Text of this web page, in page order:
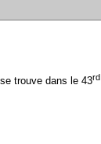
trouve dans le 43rd